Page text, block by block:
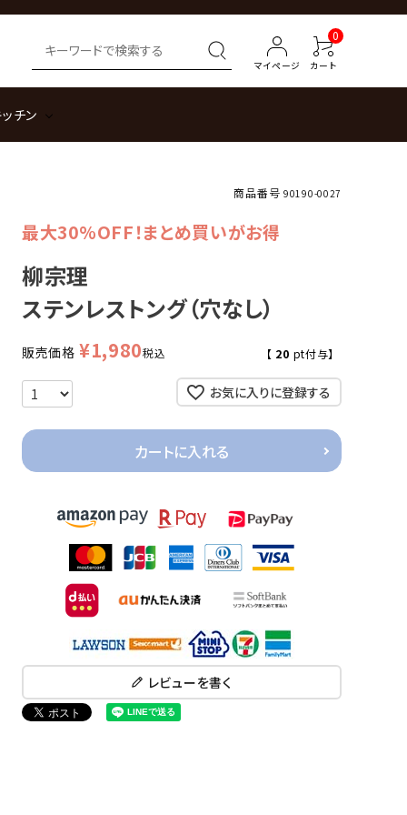
マイページ
0
カート
チン
商品番号 90190-0027
最大30%OFF！まとめ買いがお得
柳宗理
ステンレストング（穴なし）
販売価格 ¥1,980税込 【 20 pt付与】
お気に入りに登録する
カートに入れる
レビューを書く